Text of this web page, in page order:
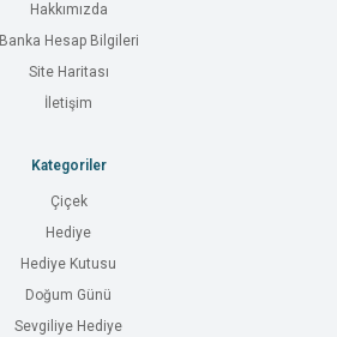
Hakkımızda
Banka Hesap Bilgileri
Site Haritası
İletişim
Kategoriler
Çiçek
Hediye
Hediye Kutusu
Doğum Günü
Sevgiliye Hediye